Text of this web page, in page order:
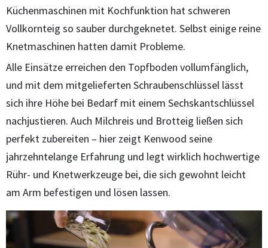
Küchenmaschinen mit Kochfunktion hat schweren
Vollkornteig so sauber durchgeknetet. Selbst einige reine
Knetmaschinen hatten damit Probleme.
Alle Einsätze erreichen den Topfboden vollumfänglich,
und mit dem mitgelieferten Schraubenschlüssel lässt
sich ihre Höhe bei Bedarf mit einem Sechskantschlüssel
nachjustieren. Auch Milchreis und Brotteig ließen sich
perfekt zubereiten – hier zeigt Kenwood seine
jahrzehntelange Erfahrung und legt wirklich hochwertige
Rühr- und Knetwerkzeuge bei, die sich gewohnt leicht
am Arm befestigen und lösen lassen.